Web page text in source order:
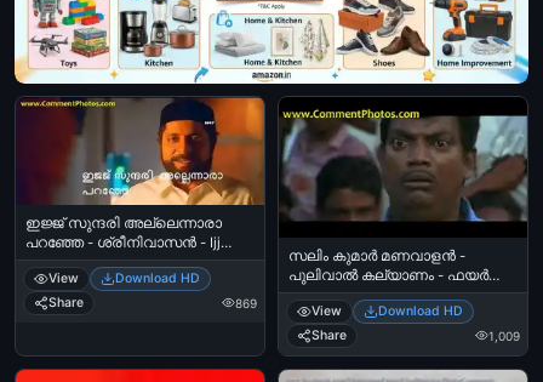
ഇജ്ജ് സുന്ദരി അല്ലെന്നാരാ
പറഞ്ഞേ - ശ്രീനിവാസന്‍ - Ijj
Sundari Allennara Paranje -
Sreenivasan
View
Download HD
Share
869
സലിം കുമാര്‍ മണവാളന്‍ -
പുലിവാല്‍ കല്യാണം - ഫയര്‍
ഫോഴ്സ് നന്ദി രേഖപ്പെടുത്തല്‍ -
Salim Kumar Wondering,
Exclamation - Manavalan Pulival
Kalyanam - Eye Pop - Pop eye -
സലിം കുമാര്‍ - Salim Kumar‍
View
Download HD
Share
1,009